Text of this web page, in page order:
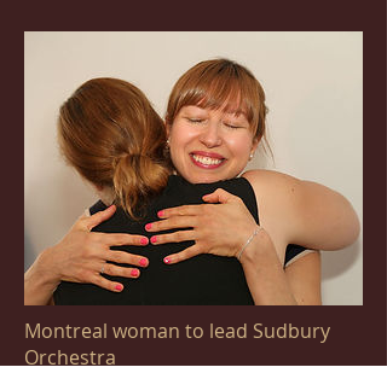
Montreal woman to lead Sudbury
Orchestra